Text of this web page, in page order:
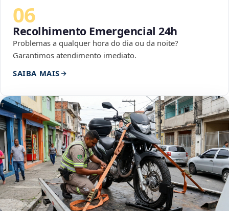
06
Recolhimento Emergencial 24h
Problemas a qualquer hora do dia ou da noite?
Garantimos atendimento imediato.
SAIBA MAIS